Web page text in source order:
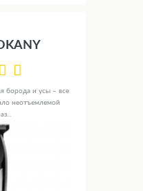
борода и усы – все
неотъемлемой